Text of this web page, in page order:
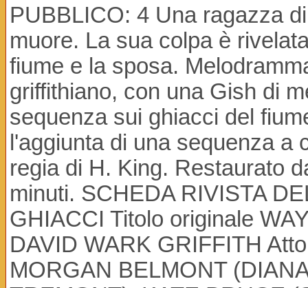
PUBBLICO: 4 Una ragazza
muore. La sua colpa è
fiume e la sposa.
griffithiano, con una Gish di
sequenza sui ghiacci del
l'aggiunta di una sequenza
regia di H. King. Restaurato
minuti. SCHEDA RIVISTA
GHIACCI Titolo originale
DAVID WARK GRIFFITH
MORGAN BELMONT